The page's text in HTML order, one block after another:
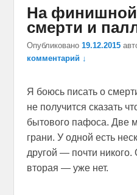
На
смерти и
Опубликовано 19.12.2015
комментарий ↓
Я боюсь писать о
не получится сказать
бытового пафоса. Две
грани. У одной есть
другой — почти
вторая — уже нет.